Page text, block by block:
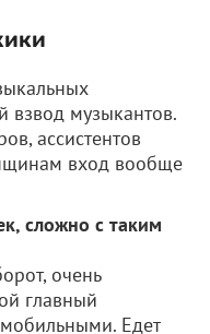
взвод музыкантов.
ассистентов
вход вообще
сложно с таким
очень
главный
Едет